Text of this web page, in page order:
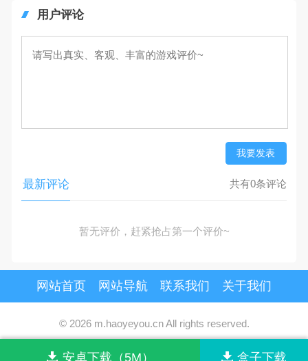
用户评论
我要发表
最新评论 共有0条评论
暂无评价，赶紧抢占第一个评价~
网站首页 网站导航 联系我们 关于我们
© 2026 m.haoyeyou.cn All rights reserved.
安卓下载（5M） 盒子下载